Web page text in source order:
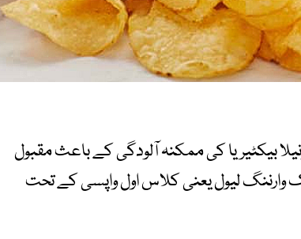
بیکٹیریا کی ممکنہ آلودگی کے باعث مقبول
لیول یعنی کلاس اول واپسی کے تحت